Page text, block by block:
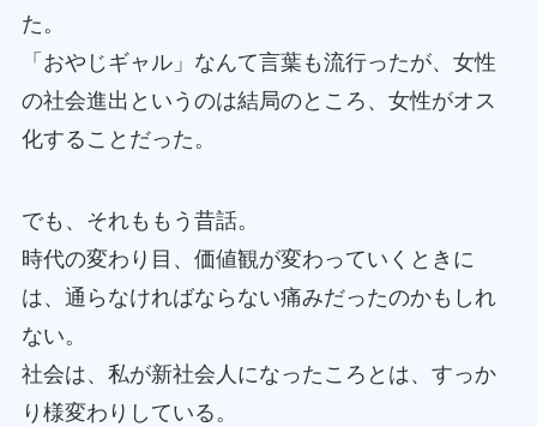
た。
「おやじギャル」なんて言葉も流行ったが、女性
の社会進出というのは結局のところ、女性がオス
化することだった。
でも、それももう昔話。
時代の変わり目、価値観が変わっていくときに
は、通らなければならない痛みだったのかもしれ
ない。
社会は、私が新社会人になったころとは、すっか
り様変わりしている。